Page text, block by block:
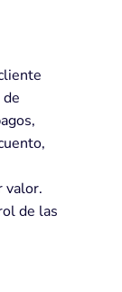
valor.
de las